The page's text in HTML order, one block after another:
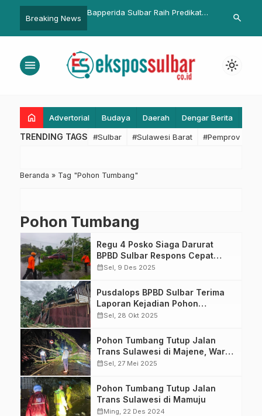
Breaking News
dan Perkuat Ekonomi
Bapperida Sulbar Raih Predikat
Razia Tertib
Berjalan
search
menu light_mode
home Advertorial Budaya Daerah Dengar Berita
TRENDING TAGS #Sulbar #Sulawesi Barat #Pemprov
Beranda » Tag "Pohon Tumbang"
Pohon Tumbang
Regu 4 Posko Siaga Darurat
BPBD Sulbar Respons Cepat
Tangani Pohon Tumbang di
Perhubungan Sulbar
calendar_monthSel, 9 Des 2025
Pusdalops BPBD Sulbar Terima
Laporan Kejadian Pohon
Tumbang di Mamasa
calendar_monthSel, 28 Okt 2025
Pohon Tumbang Tutup Jalan
Trans Sulawesi di Majene, Warga
dan Polisi Gotong Royong
calendar_monthSel, 27 Mei 2025
Pohon Tumbang Tutup Jalan
Trans Sulawesi di Mamuju
calendar_monthMing, 22 Des 2024